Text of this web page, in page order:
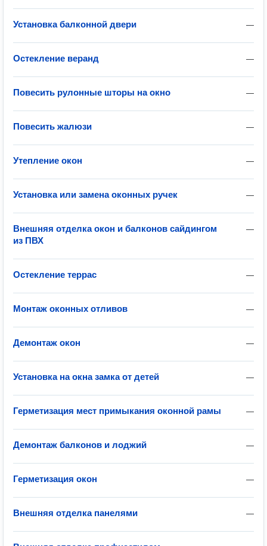
—
Установка балконной двери
—
Остекление веранд
—
Повесить рулонные шторы на окно
—
Повесить жалюзи
—
Утепление окон
—
Установка или замена оконных ручек
—
Внешняя отделка окон и балконов сайдингом
из ПВХ
—
Остекление террас
—
Монтаж оконных отливов
—
Демонтаж окон
—
Установка на окна замка от детей
—
Герметизация мест примыкания оконной рамы
—
Демонтаж балконов и лоджий
—
Герметизация окон
—
Внешняя отделка панелями